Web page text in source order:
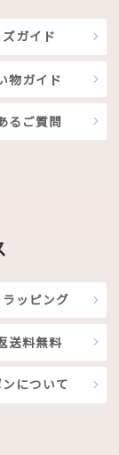
ガイド
物ガイド
るご質問
ッピング
送料無料
について